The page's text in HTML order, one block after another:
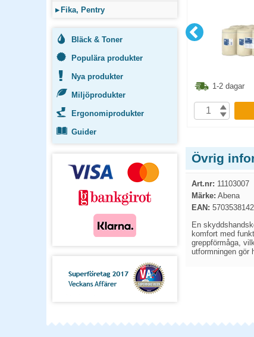
▸ Fika, Pentry
Bläck & Toner
Populära produkter
Nya produkter
Miljöprodukter
Ergonomiprodukter
Guider
KÖP
1-2 dagar
Övrig
Art.nr: 11103007
Märke: Abena
EAN:
En
komfort med
greppförmåga,
utformningen gör